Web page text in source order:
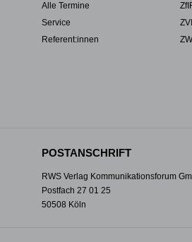
Alle Termine
Service
Referent:innen
ZVI
POSTANSCHRIFT
RWS Verlag Kommunikationsforum
Postfach 27 01 25
50508 Köln